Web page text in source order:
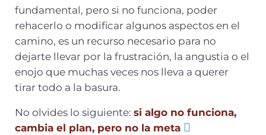
fundamental, pero si no funciona, poder
rehacerlo o modificar algunos aspectos en el
camino, es un recurso necesario para no
dejarte llevar por la frustración, la angustia o el
enojo que muchas veces nos lleva a querer
tirar todo a la basura.
No olvides lo siguiente: si algo no funciona,
cambia el plan, pero no la meta